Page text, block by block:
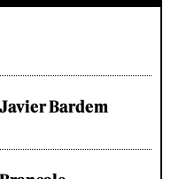
Bardem